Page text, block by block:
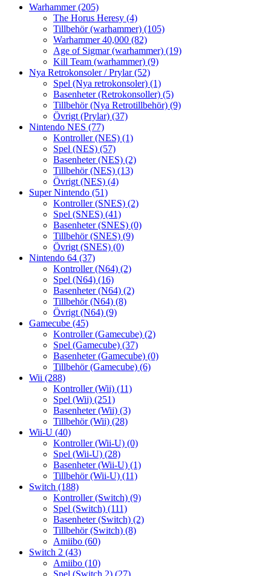
Warhammer(205)
The Horus Heresy (4)
Tillbehör (warhammer) (105)
Warhammer 40,000 (82)
Age of Sigmar (warhammer) (19)
Kill Team (warhammer) (9)
Nya Retrokonsoler / Prylar(52)
Spel (Nya retrokonsoler) (1)
Basenheter (Retrokonsoller) (5)
Tillbehör (Nya Retrotillbehör) (9)
Övrigt (Prylar) (37)
Nintendo NES (77)
Kontroller (NES) (1)
Spel (NES) (57)
Basenheter (NES) (2)
Tillbehör (NES) (13)
Övrigt (NES) (4)
Super Nintendo (51)
Kontroller (SNES) (2)
Spel (SNES) (41)
Basenheter (SNES) (0)
Tillbehör (SNES) (9)
Övrigt (SNES) (0)
Nintendo 64 (37)
Kontroller (N64) (2)
Spel (N64) (16)
Basenheter (N64) (2)
Tillbehör (N64) (8)
Övrigt (N64) (9)
Gamecube (45)
Kontroller (Gamecube) (2)
Spel (Gamecube) (37)
Basenheter (Gamecube) (0)
Tillbehör (Gamecube) (6)
Wii (288)
Kontroller (Wii) (11)
Spel (Wii) (251)
Basenheter (Wii) (3)
Tillbehör (Wii) (28)
Wii-U (40)
Kontroller (Wii-U) (0)
Spel (Wii-U) (28)
Basenheter (Wii-U) (1)
Tillbehör (Wii-U) (11)
Switch (188)
Kontroller (Switch) (9)
Spel (Switch) (111)
Basenheter (Switch) (2)
Tillbehör (Switch) (8)
Amiibo (60)
Switch 2 (43)
Amiibo (10)